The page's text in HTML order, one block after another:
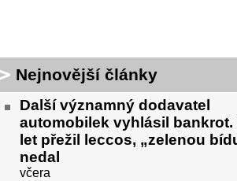
Nejnovější články
Další významný dodavatel
automobilek vyhlásil bankrot.
let přežil leccos, „zelenou
nedal
včera